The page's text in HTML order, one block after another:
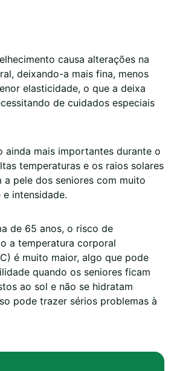
causa alterações na
deixando-a mais fina, menos
elasticidade, o que a deixa
de cuidados especiais
ainda mais importantes durante o
temperaturas e os raios solares
a pele dos seniores com muito
intensidade.
de 65 anos, o risco de
a temperatura corporal
é muito maior, algo que pode
quando os seniores ficam
ao sol e não se hidratam
pode trazer sérios problemas à